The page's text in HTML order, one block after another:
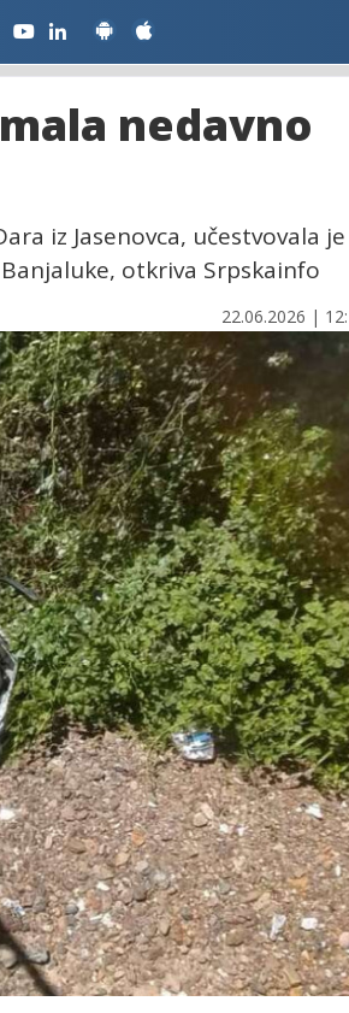
nedavno
iz Jasenovca, učestvovala
otkriva Srpskainfo
22.06.2026 |